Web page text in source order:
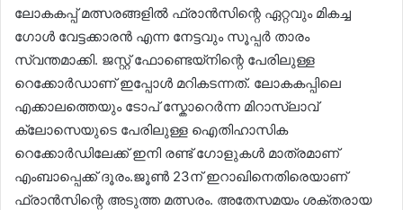
ലോകകപ്പ് മത്സരങ്ങളിൽ ഫ്രാൻസിന്റെ ഏറ്റവും മികച്ച
ഗോൾ വേട്ടക്കാരൻ എന്ന നേട്ടവും സൂപ്പർ താരം
സ്വന്തമാക്കി. ജസ്റ്റ് ഫോണ്ടെയ്‌നിന്റെ പേരിലുള്ള
റെക്കോർഡാണ് ഇപ്പോൾ മറികടന്നത്. ലോകകപ്പിലെ
എക്കാലത്തെയും ടോപ് സ്കോറെർന്ന മിറാസ്‌ലാവ്
ക്ലോസെയുടെ പേരിലുള്ള ഐതിഹാസിക
റെക്കോർഡിലേക്ക് ഇനി രണ്ട് ഗോളുകൾ മാത്രമാണ്
എംബാപ്പെക്ക് ദൂരം.ജൂൺ 23ന് ഇറാഖിനെതിരെയാണ്
ഫ്രാൻസിന്റെ അടുത്ത മത്സരം. അതേസമയം ശക്തരായ